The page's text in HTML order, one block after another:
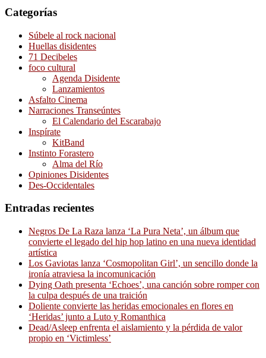
Categorías
Súbele al rock nacional
Huellas disidentes
71 Decibeles
foco cultural
Agenda Disidente
Lanzamientos
Asfalto Cinema
Narraciones Transeúntes
El Calendario del Escarabajo
Inspírate
KitBand
Instinto Forastero
Alma del Río
Opiniones Disidentes
Des-Occidentales
Entradas recientes
Negros De La Raza lanza ‘La Pura Neta’, un álbum que
convierte el legado del hip hop latino en una nueva identidad
artística
Los Gaviotas lanza ‘Cosmopolitan Girl’, un sencillo donde la
ironía atraviesa la incomunicación
Dying Oath presenta ‘Echoes’, una canción sobre romper con
la culpa después de una traición
Doliente convierte las heridas emocionales en flores en
‘Heridas’ junto a Luto y Romanthica
Dead/Asleep enfrenta el aislamiento y la pérdida de valor
propio en ‘Victimless’